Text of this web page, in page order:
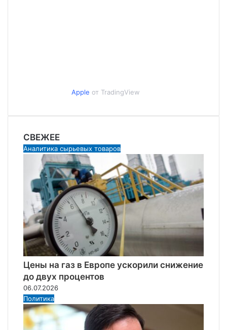
Apple от TradingView
СВЕЖЕЕ
Аналитика сырьевых товаров
Цены на газ в Европе ускорили снижение
до двух процентов
06.07.2026
Политика